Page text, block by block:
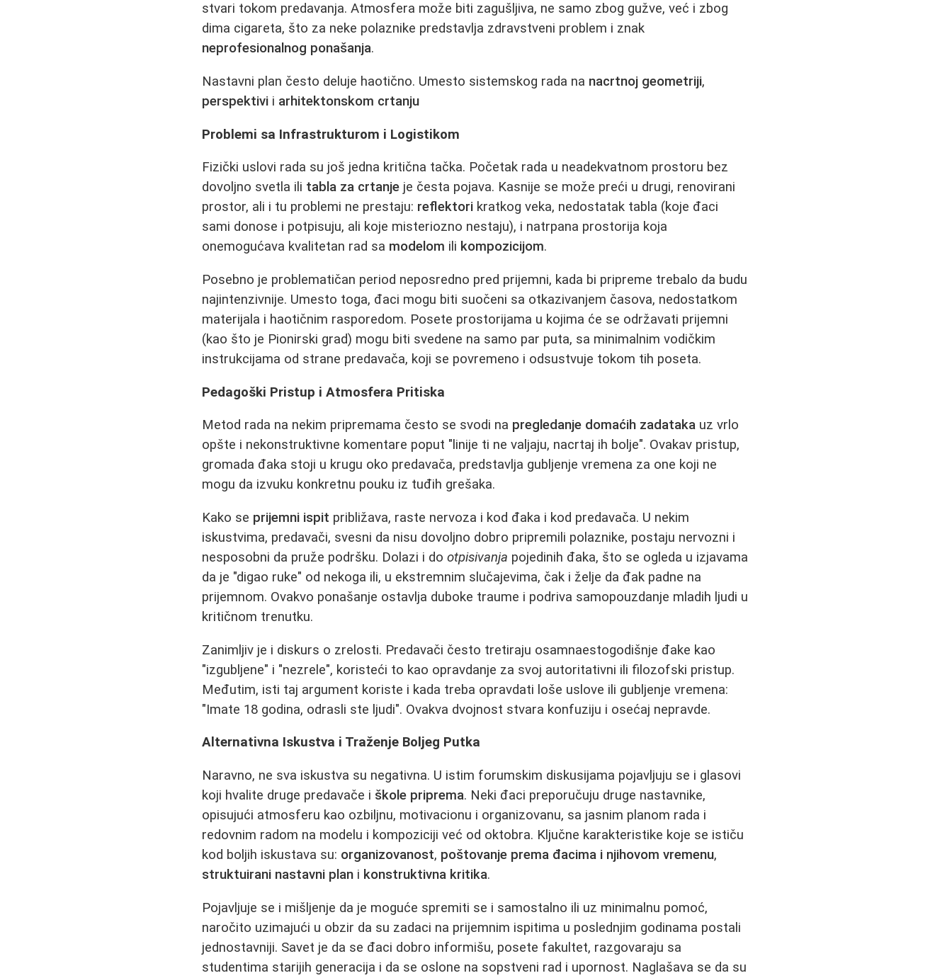
stvari tokom predavanja. Atmosfera može biti zagušljiva, ne samo zbog gužve, već i zbog
dima cigareta, što za neke polaznike predstavlja zdravstveni problem i znak
neprofesionalnog ponašanja.
Nastavni plan često deluje haotično. Umesto sistemskog rada na nacrtnoj geometriji,
perspektivi i arhitektonskom crtanju
Problemi sa Infrastrukturom i Logistikom
Fizički uslovi rada su još jedna kritična tačka. Početak rada u neadekvatnom prostoru bez
dovoljno svetla ili tabla za crtanje je česta pojava. Kasnije se može preći u drugi, renovirani
prostor, ali i tu problemi ne prestaju: reflektori kratkog veka, nedostatak tabla (koje đaci
sami donose i potpisuju, ali koje misteriozno nestaju), i natrpana prostorija koja
onemogućava kvalitetan rad sa modelom ili kompozicijom.
Posebno je problematičan period neposredno pred prijemni, kada bi pripreme trebalo da budu
najintenzivnije. Umesto toga, đaci mogu biti suočeni sa otkazivanjem časova, nedostatkom
materijala i haotičnim rasporedom. Posete prostorijama u kojima će se održavati prijemni
(kao što je Pionirski grad) mogu biti svedene na samo par puta, sa minimalnim vodičkim
instrukcijama od strane predavača, koji se povremeno i odsustvuje tokom tih poseta.
Pedagoški Pristup i Atmosfera Pritiska
Metod rada na nekim pripremama često se svodi na pregledanje domaćih zadataka uz vrlo
opšte i nekonstruktivne komentare poput "linije ti ne valjaju, nacrtaj ih bolje". Ovakav pristup,
gromada đaka stoji u krugu oko predavača, predstavlja gubljenje vremena za one koji ne
mogu da izvuku konkretnu pouku iz tuđih grešaka.
Kako se prijemni ispit približava, raste nervoza i kod đaka i kod predavača. U nekim
iskustvima, predavači, svesni da nisu dovoljno dobro pripremili polaznike, postaju nervozni i
nesposobni da pruže podršku. Dolazi i dootpisivanja pojedinih đaka, što se ogleda u izjavama
da je "digao ruke" od nekoga ili, u ekstremnim slučajevima, čak i želje da đak padne na
prijemnom. Ovakvo ponašanje ostavlja duboke traume i podriva samopouzdanje mladih ljudi u
kritičnom trenutku.
Zanimljiv je i diskurs o zrelosti. Predavači često tretiraju osamnaestogodišnje đake kao
"izgubljene" i "nezrele", koristeći to kao opravdanje za svoj autoritativni ili filozofski pristup.
Međutim, isti taj argument koriste i kada treba opravdati loše uslove ili gubljenje vremena:
"Imate 18 godina, odrasli ste ljudi". Ovakva dvojnost stvara konfuziju i osećaj nepravde.
Alternativna Iskustva i Traženje Boljeg Putka
Naravno, ne sva iskustva su negativna. U istim forumskim diskusijama pojavljuju se i glasovi
koji hvalite druge predavače i škole priprema. Neki đaci preporučuju druge nastavnike,
opisujući atmosferu kao ozbiljnu, motivacionu i organizovanu, sa jasnim planom rada i
redovnim radom na modelu i kompoziciji već od oktobra. Ključne karakteristike koje se ističu
kod boljih iskustava su: organizovanost, poštovanje prema đacima i njihovom vremenu,
struktuirani nastavni plan i konstruktivna kritika.
Pojavljuje se i mišljenje da je moguće spremiti se i samostalno ili uz minimalnu pomoć,
naročito uzimajući u obzir da su zadaci na prijemnim ispitima u poslednjim godinama postali
jednostavniji. Savet je da se đaci dobro informišu, posete fakultet, razgovaraju sa
studentima starijih generacija i da se oslone na sopstveni rad i upornost. Naglašava se da su